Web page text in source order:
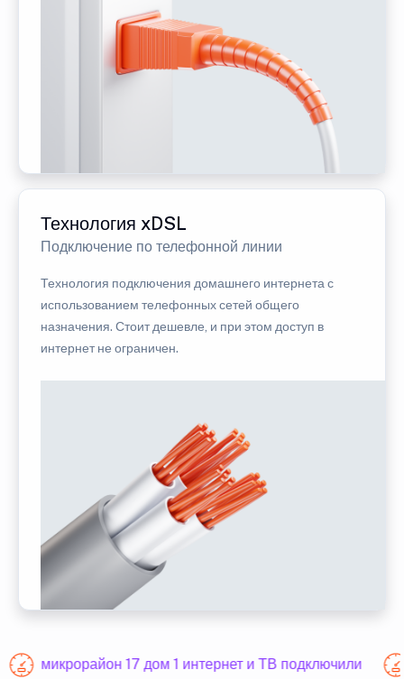
Технология xDSL
Подключение по телефонной линии
Технология подключения домашнего интернета с
использованием телефонных сетей общего
назначения. Стоит дешевле, и при этом доступ в
интернет не ограничен.
микрорайон 17 дом 1 интернет и ТВ подключили